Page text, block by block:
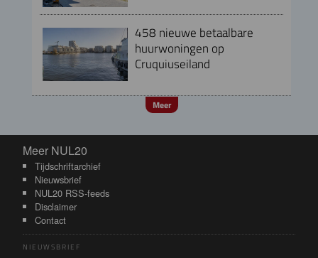
458 nieuwe betaalbare
huurwoningen op
Cruquiuseiland
Meer
Meer NUL20
Meer NUL20
Tijdschriftarchief
Nieuwsbrief
NUL20 RSS-feeds
Disclaimer
Contact
NIEUWSBRIEF